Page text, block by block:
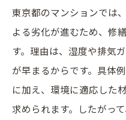
東京都のマンションでは
よる劣化が進むため、修
す。理由は、湿度や排気
が早まるからです。具体
に加え、環境に適応した
求められます。したがっ